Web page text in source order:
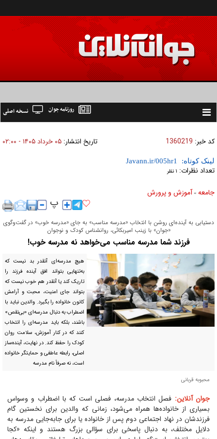
Toggle
نسخه اصلی روزنامه جوان
کد خبر: 1360219 تاریخ انتشار: ۰۵ خرداد ۱۴۰۵ - ۰۲:۰۰
لینک کوتاه:
تعداد نظرات: ۱ نظر
جامعه » آموزش و پرورش
دستیابی به آینده‌ای روشن با انتخاب «مدرسه مناسب» به جای «مدرسه خوب» در گفت‌وگوی
«جوان» با زینب امیربکائی، روانشناس کودک و نوجوان
فرزند شما مدرسه مناسب می‌خواهد نه مدرسه خوب!
هیچ مدرسه‌ای آنقدر بد نیست که
به‌تنهایی بتواند افق آینده فرزند را
تاریک کند یا آنقدر هم خوب نیست که
بتواند جای امنیت، محبت و آرامش
کانون خانواده را بگیرد. والدین نباید با
اضطراب به دنبال مدرسه‌ای «بی‌نقص»
باشند، بلکه باید مدرسه‌ای را انتخاب
کنند که در کنار آموزش، سلامت روان
کودک را حفظ کند. در نهایت، آینده‌ساز
اصلی، رابطه عاطفی و حمایتگر خانواده
است، نه صرفاً نام مدرسه
محبوبه قربانی
جوان آنلاین: فصل انتخاب مدرسه، فصلی است که با اضطراب و وسواس
بسیاری از خانواده‌ها همراه می‌شود، زمانی که والدین برای نخستین گام
فرزندشان در نهاد اجتماعی دوم پس از خانواده یا برای جابه‌جایی مدرسه به
دلایل مختلف، به دنبال پاسخی برای سؤالی بزرگ هستند و اینکه «کجا